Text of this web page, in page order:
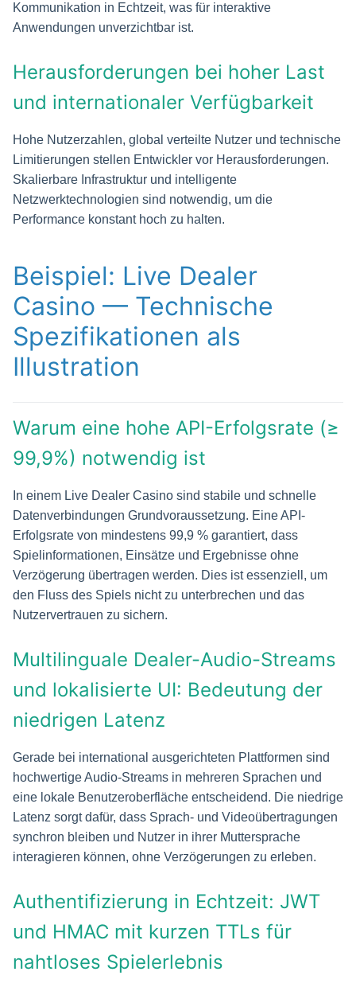
Kommunikation in Echtzeit, was für interaktive
Anwendungen unverzichtbar ist.
Herausforderungen bei hoher Last
und internationaler Verfügbarkeit
Hohe Nutzerzahlen, global verteilte Nutzer und technische
Limitierungen stellen Entwickler vor Herausforderungen.
Skalierbare Infrastruktur und intelligente
Netzwerktechnologien sind notwendig, um die
Performance konstant hoch zu halten.
Beispiel: Live Dealer
Casino — Technische
Spezifikationen als
Illustration
Warum eine hohe API-Erfolgsrate (≥
99,9%) notwendig ist
In einem Live Dealer Casino sind stabile und schnelle
Datenverbindungen Grundvoraussetzung. Eine API-
Erfolgsrate von mindestens 99,9 % garantiert, dass
Spielinformationen, Einsätze und Ergebnisse ohne
Verzögerung übertragen werden. Dies ist essenziell, um
den Fluss des Spiels nicht zu unterbrechen und das
Nutzervertrauen zu sichern.
Multilinguale Dealer-Audio-Streams
und lokalisierte UI: Bedeutung der
niedrigen Latenz
Gerade bei international ausgerichteten Plattformen sind
hochwertige Audio-Streams in mehreren Sprachen und
eine lokale Benutzeroberfläche entscheidend. Die niedrige
Latenz sorgt dafür, dass Sprach- und Videoübertragungen
synchron bleiben und Nutzer in ihrer Muttersprache
interagieren können, ohne Verzögerungen zu erleben.
Authentifizierung in Echtzeit: JWT
und HMAC mit kurzen TTLs für
nahtloses Spielerlebnis